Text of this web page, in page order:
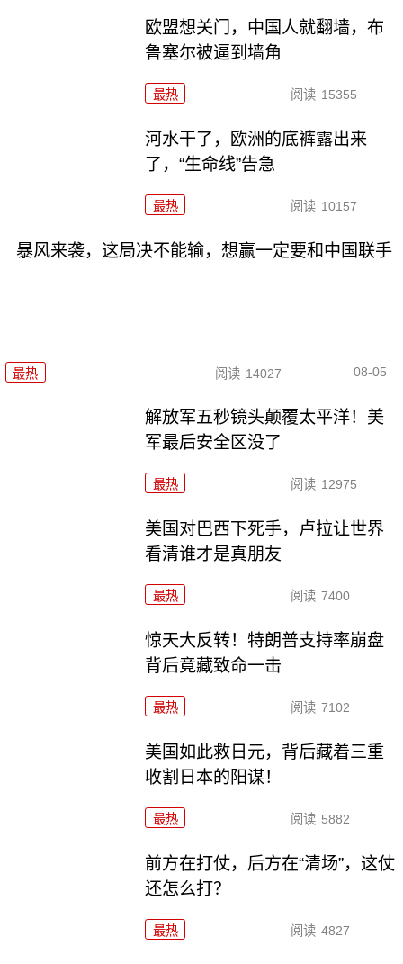
欧盟想关门，中国人就翻墙，布
鲁塞尔被逼到墙角
最热 阅读 15355
河水干了，欧洲的底裤露出来
了，“生命线”告急
最热 阅读 10157
暴风来袭，这局决不能输，想赢一定要和中国联手
最热 阅读 14027 08-05
解放军五秒镜头颠覆太平洋！美
军最后安全区没了
最热 阅读 12975
美国对巴西下死手，卢拉让世界
看清谁才是真朋友
最热 阅读 7400
惊天大反转！特朗普支持率崩盘
背后竟藏致命一击
最热 阅读 7102
美国如此救日元，背后藏着三重
收割日本的阳谋！
最热 阅读 5882
前方在打仗，后方在“清场”，这仗
还怎么打？
最热 阅读 4827